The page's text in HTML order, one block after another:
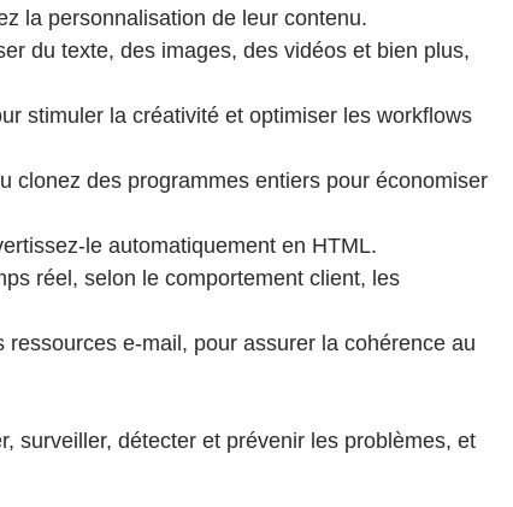
la personnalisation de leur contenu.
du texte, des images, des vidéos et bien plus,
stimuler la créativité et optimiser les workflows
clonez des programmes entiers pour économiser
le automatiquement en HTML.
réel, selon le comportement client, les
e-mail, pour assurer la cohérence au
surveiller, détecter et prévenir les problèmes, et